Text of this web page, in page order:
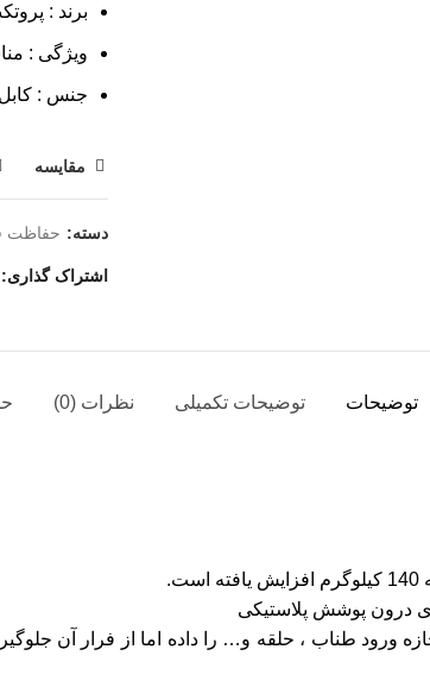
برند :
ویژگی :
جنس :
مقایسه
دسته: حفاظت
اشتراک گذاری
توضیحات توضیحات تکمیلی نظرات (0)
درون پوشش پلاستیکی
ورود طناب ، حلقه و… را داده اما از فرار آن